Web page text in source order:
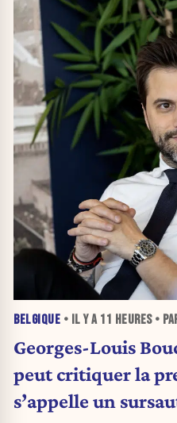
BELGIQUE • IL Y A 11 HEURES•
Georges-Louis
peut critiquer la
s’appelle un